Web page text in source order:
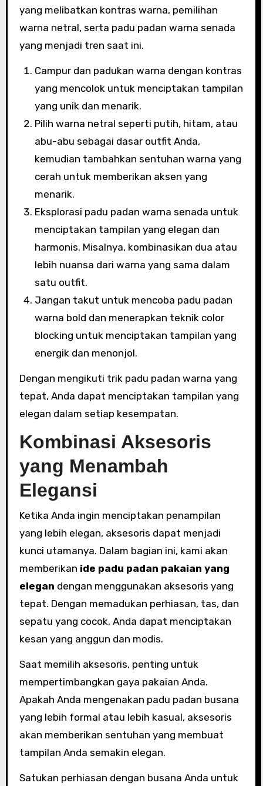
yang melibatkan kontras warna, pemilihan
warna netral, serta padu padan warna senada
yang menjadi tren saat ini.
Campur dan padukan warna dengan kontras
yang mencolok untuk menciptakan tampilan
yang unik dan menarik.
Pilih warna netral seperti putih, hitam, atau
abu-abu sebagai dasar outfit Anda,
kemudian tambahkan sentuhan warna yang
cerah untuk memberikan aksen yang
menarik.
Eksplorasi padu padan warna senada untuk
menciptakan tampilan yang elegan dan
harmonis. Misalnya, kombinasikan dua atau
lebih nuansa dari warna yang sama dalam
satu outfit.
Jangan takut untuk mencoba padu padan
warna bold dan menerapkan teknik color
blocking untuk menciptakan tampilan yang
energik dan menonjol.
Dengan mengikuti trik padu padan warna yang
tepat, Anda dapat menciptakan tampilan yang
elegan dalam setiap kesempatan.
Kombinasi Aksesoris
yang Menambah
Elegansi
Ketika Anda ingin menciptakan penampilan
yang lebih elegan, aksesoris dapat menjadi
kunci utamanya. Dalam bagian ini, kami akan
memberikan ide padu padan pakaian yang
elegan dengan menggunakan aksesoris yang
tepat. Dengan memadukan perhiasan, tas, dan
sepatu yang cocok, Anda dapat menciptakan
kesan yang anggun dan modis.
Saat memilih aksesoris, penting untuk
mempertimbangkan gaya pakaian Anda.
Apakah Anda mengenakan padu padan busana
yang lebih formal atau lebih kasual, aksesoris
akan memberikan sentuhan yang membuat
tampilan Anda semakin elegan.
Satukan perhiasan dengan busana Anda untuk